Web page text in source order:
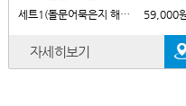
세트1(돌문어묵은지 해물삼합+딱새우회(소)+음료수
59,000원
자세히보기